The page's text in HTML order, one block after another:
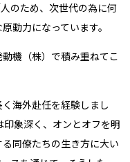
のため、次世代の為に何
動力になっています。
機（株）で積み重ねてこ
海外赴任を経験しまし
象深く、オンとオフを明
同僚たちの生き方に大い